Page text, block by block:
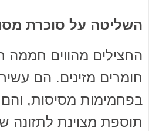
השליטה על סוכרת
החצילים מהווים חממה
חומרים מזינים. הם
בפחמימות מסיסות, והם
תוספת מצוינת